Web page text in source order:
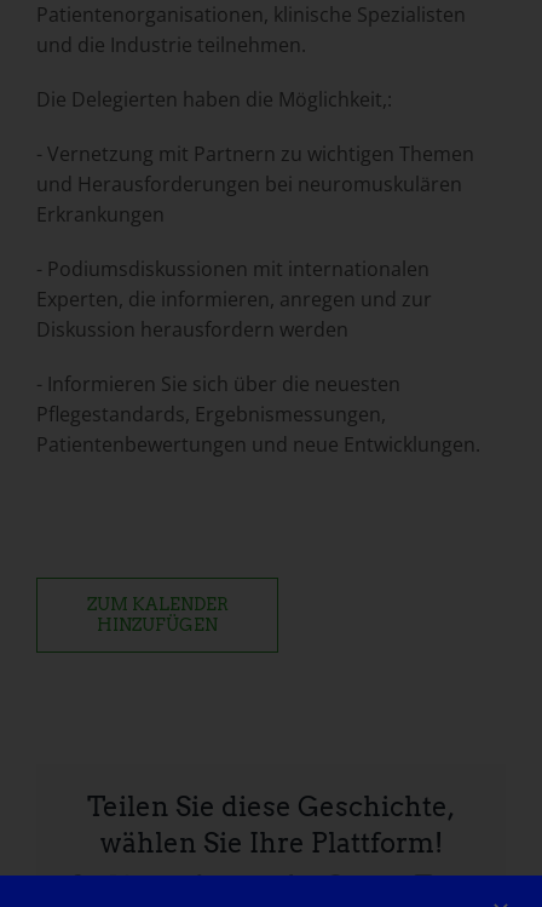
Patientenorganisationen, klinische Spezialisten
und die Industrie teilnehmen.
Die Delegierten haben die Möglichkeit,:
- Vernetzung mit Partnern zu wichtigen Themen
und Herausforderungen bei neuromuskulären
Erkrankungen
- Podiumsdiskussionen mit internationalen
Experten, die informieren, anregen und zur
Diskussion herausfordern werden
- Informieren Sie sich über die neuesten
Pflegestandards, Ergebnismessungen,
Patientenbewertungen und neue Entwicklungen.
ZUM KALENDER
HINZUFÜGEN
Teilen Sie diese Geschichte,
wählen Sie Ihre Plattform!
Mail